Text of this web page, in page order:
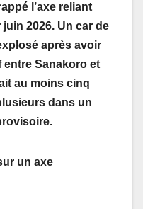
l’axe reliant
2026. Un car de
après avoir
Sanakoro et
au moins cinq
dans un
un axe